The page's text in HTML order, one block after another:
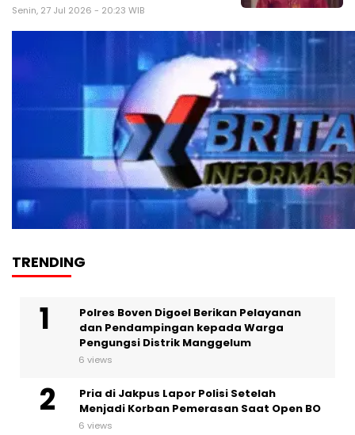
Senin, 27 Jul 2026 - 20:23 WIB
TRENDING
Polres Boven Digoel Berikan Pelayanan
dan Pendampingan kepada Warga
Pengungsi Distrik Manggelum
6 views
Pria di Jakpus Lapor Polisi Setelah
Menjadi Korban Pemerasan Saat Open BO
6 views